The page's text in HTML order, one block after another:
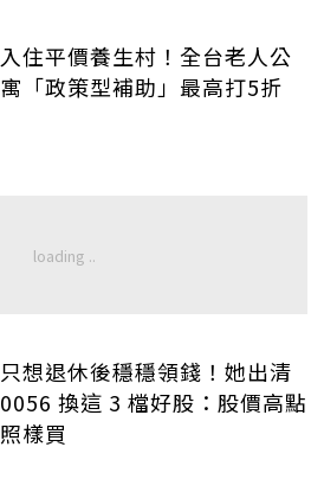
入住平價養生村！全台老人公
寓「政策型補助」最高打5折
只想退休後穩穩領錢！她出清
0056 換這 3 檔好股：股價高點
照樣買